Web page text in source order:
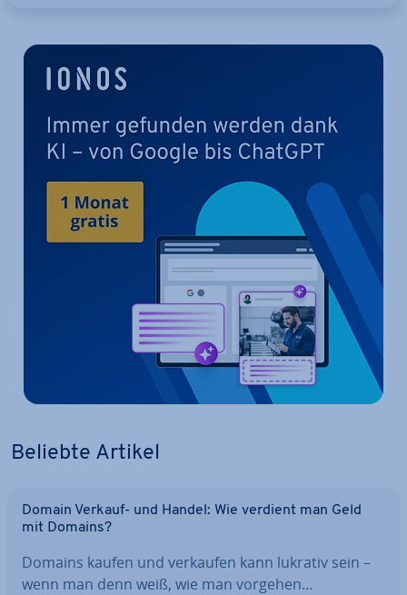
Beliebte Artikel
Domain Verkauf- und Handel: Wie verdient man Geld
mit Domains?
Domains kaufen und verkaufen kann lukrativ sein –
wenn man denn weiß, wie man vorgehen…